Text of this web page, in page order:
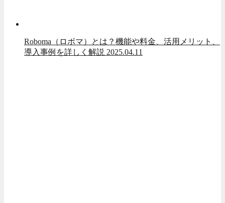
Roboma（ロボマ）とは？機能や料金、活用メリット、
導入事例を詳しく解説 2025.04.11